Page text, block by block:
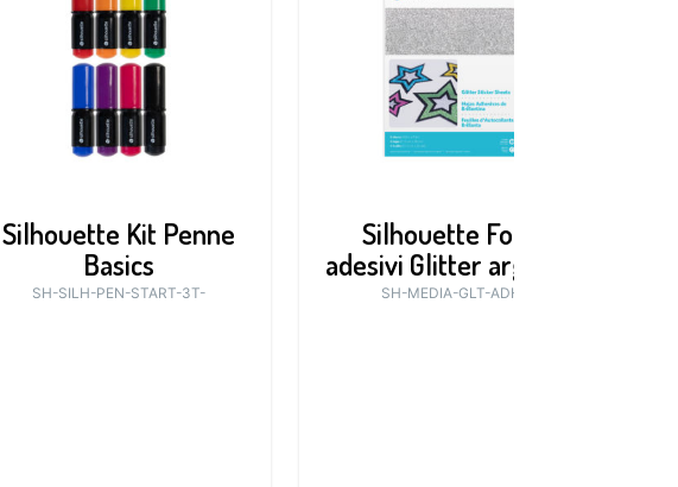
Silhouette Kit Penne
Basics
SH-SILH-PEN-START-3T-
Silhouette Fogli
adesivi Glitter argento
SH-MEDIA-GLT-ADH